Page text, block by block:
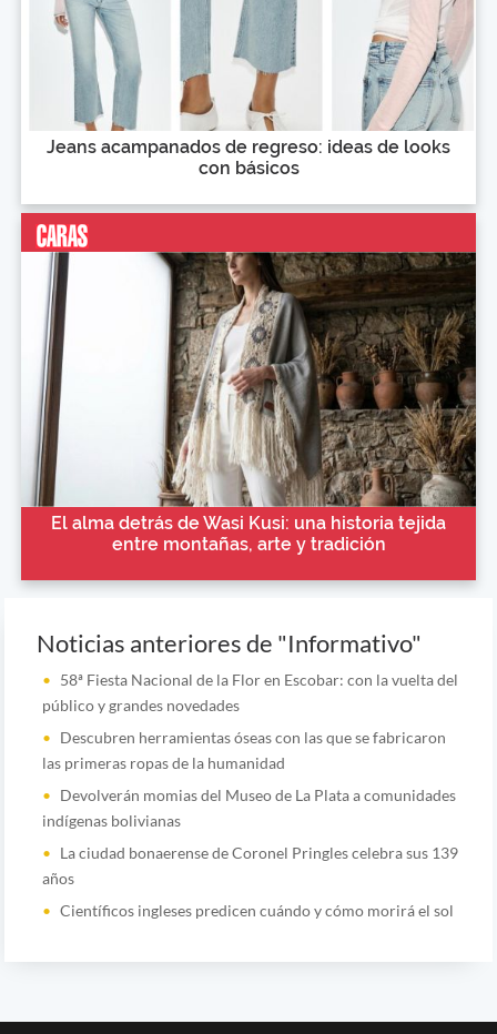
Jeans acampanados de regreso: ideas de looks
con básicos
El alma detrás de Wasi Kusi: una historia tejida
entre montañas, arte y tradición
Noticias anteriores de "Informativo"
58ª Fiesta Nacional de la Flor en Escobar: con la vuelta del
público y grandes novedades
Descubren herramientas óseas con las que se fabricaron
las primeras ropas de la humanidad
Devolverán momias del Museo de La Plata a comunidades
indígenas bolivianas
La ciudad bonaerense de Coronel Pringles celebra sus 139
años
Científicos ingleses predicen cuándo y cómo morirá el sol